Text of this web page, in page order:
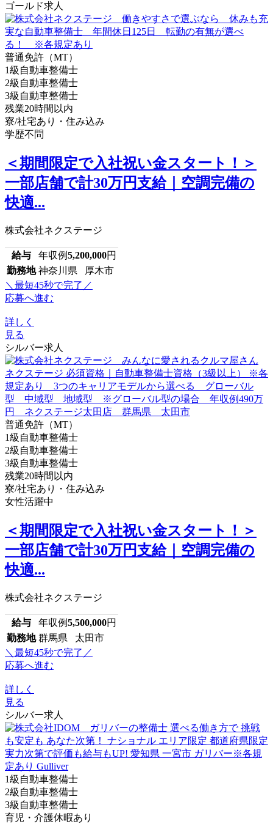
ゴールド求人
普通免許（MT）
1級自動車整備士
2級自動車整備士
3級自動車整備士
残業20時間以内
寮/社宅あり・住み込み
学歴不問
＜期間限定で入社祝い金スタート！＞
一部店舗で計30万円支給｜空調完備の
快適...
株式会社ネクステージ
給与 年収例5,200,000円
勤務地 神奈川県 厚木市
＼最短45秒で完了／
応募へ進む
詳しく
見る
シルバー求人
普通免許（MT）
1級自動車整備士
2級自動車整備士
3級自動車整備士
残業20時間以内
寮/社宅あり・住み込み
女性活躍中
＜期間限定で入社祝い金スタート！＞
一部店舗で計30万円支給｜空調完備の
快適...
株式会社ネクステージ
給与 年収例5,500,000円
勤務地 群馬県 太田市
＼最短45秒で完了／
応募へ進む
詳しく
見る
シルバー求人
1級自動車整備士
2級自動車整備士
3級自動車整備士
育児・介護休暇あり